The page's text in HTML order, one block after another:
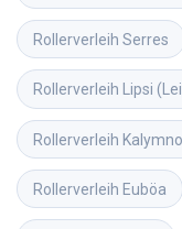
Rollerverleih Serres
Rollerverleih Lipsi
Rollerverleih
Rollerverleih Euböa